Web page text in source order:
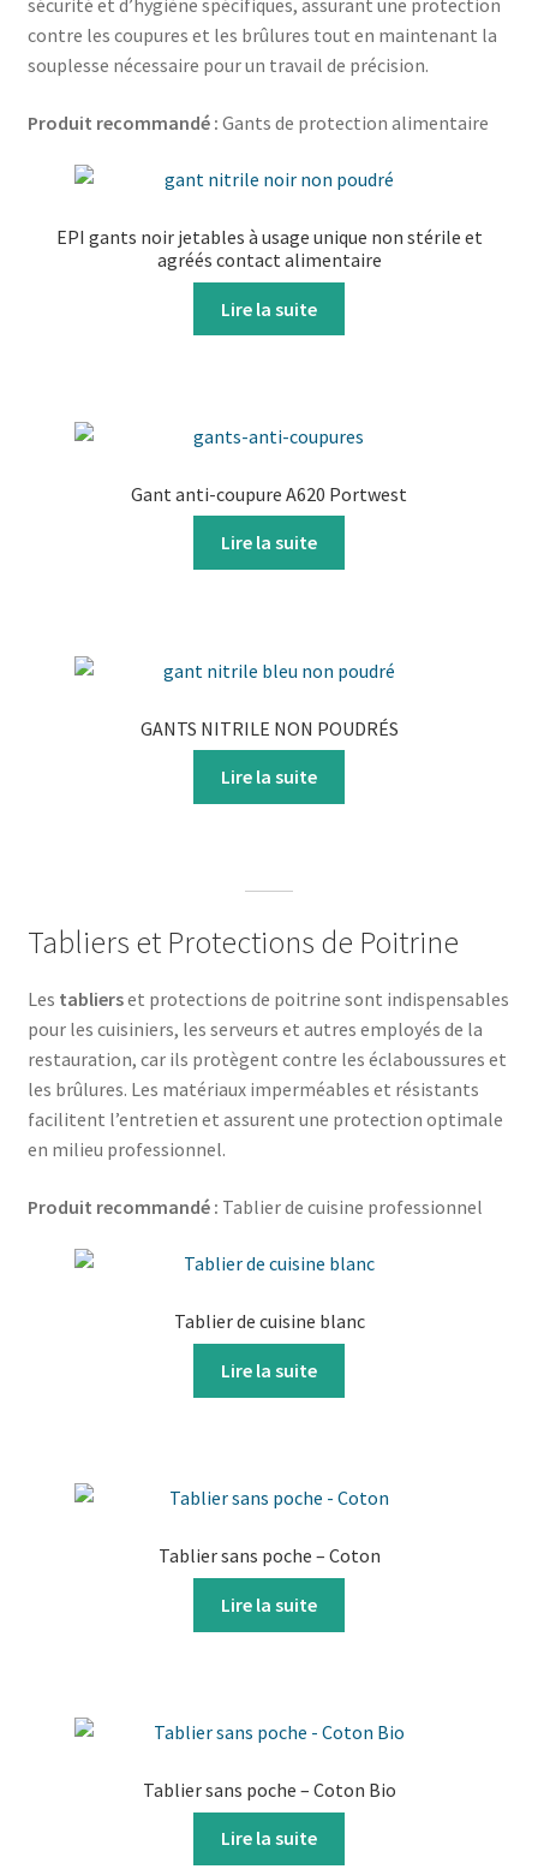
contre les coupures et les brûlures tout en maintenant la
souplesse nécessaire pour un travail de précision.
Produit recommandé : Gants de protection alimentaire
EPI gants noir jetables à usage unique non stérile et
agréés contact alimentaire
Lire la suite
Gant anti-coupure A620 Portwest
Lire la suite
GANTS NITRILE NON POUDRÉS
Lire la suite
Tabliers et Protections de Poitrine
Les tablierset protections de poitrine sont indispensables
pour les cuisiniers, les serveurs et autres employés de la
restauration, car ils protègent contre les éclaboussures et
les brûlures. Les matériaux imperméables et résistants
facilitent l’entretien et assurent une protection optimale
en milieu professionnel.
Produit recommandé : Tablier de cuisine professionnel
Tablier de cuisine blanc
Lire la suite
Tablier sans poche – Coton
Lire la suite
Tablier sans poche – Coton Bio
Lire la suite